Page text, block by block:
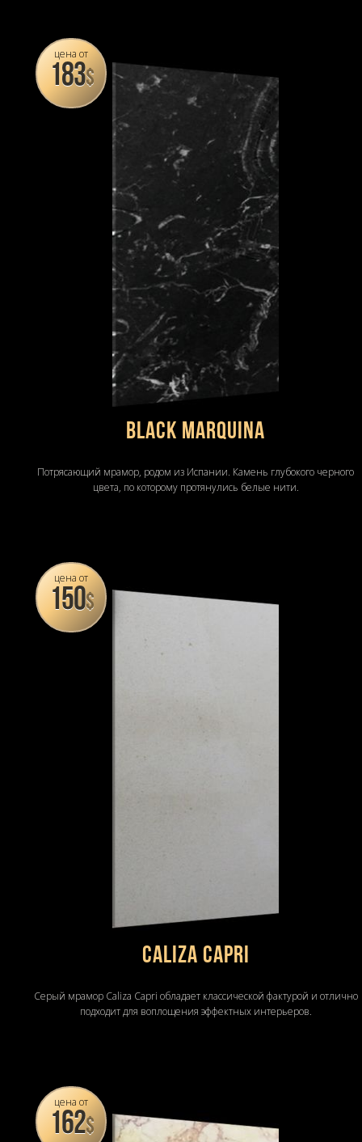
цена от
183$
BLACK MARQUINA
Потрясающий мрамор, родом из Испании. Камень глубокого черного
цвета, по которому протянулись белые нити.
цена от
150$
Caliza Capri
Серый мрамор Caliza Capri обладает классической фактурой и отлично
подходит для воплощения эффектных интерьеров.
цена от
162$